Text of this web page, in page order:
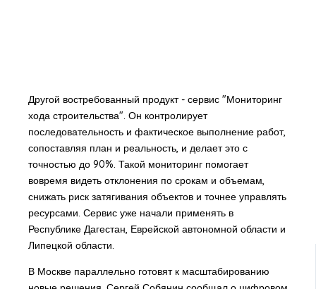
Другой востребованный продукт - сервис "Мониторинг
хода строительства". Он контролирует
последовательность и фактическое выполнение работ,
сопоставляя план и реальность, и делает это с
точностью до 90%. Такой мониторинг помогает
вовремя видеть отклонения по срокам и объемам,
снижать риск затягивания объектов и точнее управлять
ресурсами. Сервис уже начали применять в
Республике Дагестан, Еврейской автономной области и
Липецкой области.
В Москве параллельно готовят к масштабированию